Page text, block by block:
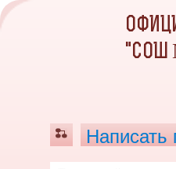
"СОШ
Написать